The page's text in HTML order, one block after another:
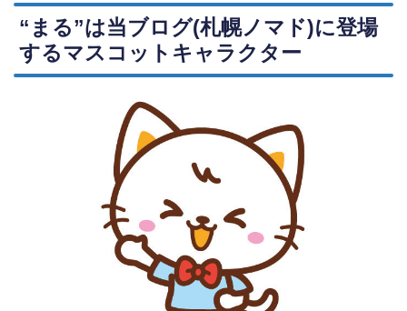
“まる”は当ブログ(札幌ノマド)に登場
するマスコットキャラクター